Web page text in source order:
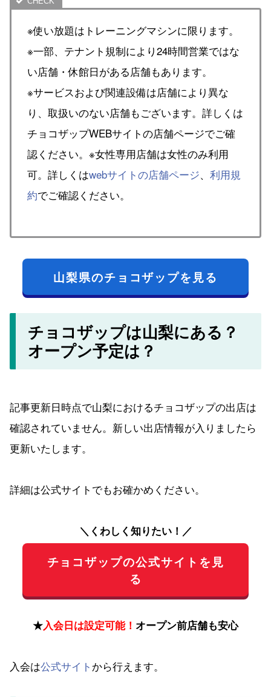
※使い放題はトレーニングマシンに限ります。
※一部、テナント規制により24時間営業ではな
い店舗・休館日がある店舗もあります。
※サービスおよび関連設備は店舗により異な
り、取扱いのない店舗もございます。詳しくは
チョコザップWEBサイトの店舗ページでご確
認ください。※女性専用店舗は女性のみ利用
可。詳しくはwebサイトの店舗ページ、 利用規
約でご確認ください。
山梨県のチョコザップを見る
チョコザップは山梨にある？
オープン予定は？
記事更新日時点で山梨におけるチョコザップの出店は
確認されていません。新しい出店情報が入りましたら
更新いたします。
詳細は公式サイトでもお確かめください。
＼くわしく知りたい！／
チョコザップの公式サイトを見
る
★入会日は設定可能！ オープン前店舗も安心
入会は公式サイト から行えます。